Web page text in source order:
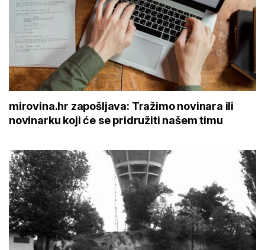
mirovina.hr zapošljava: Tražimo novinara ili
novinarku koji će se pridružiti našem timu